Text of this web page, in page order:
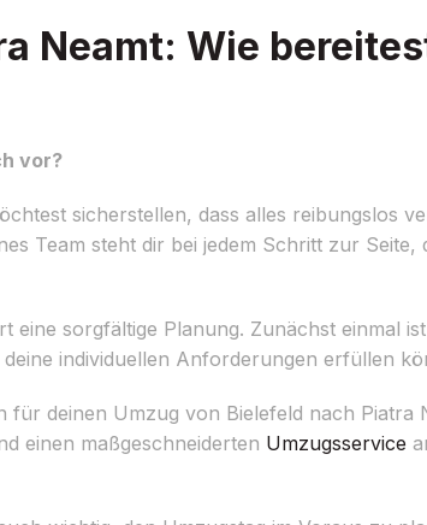
Neamt: Wie
vor?
sicherstellen, dass alles reibungslos
Team steht dir bei jedem Schritt zur Seite,
sorgfältige Planung. Zunächst einmal
individuellen Anforderungen erfüllen
deinen Umzug von Bielefeld nach Piatra
einen maßgeschneiderten Umzugsservice